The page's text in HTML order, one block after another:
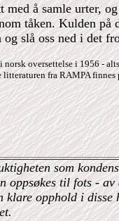
å samle urter,
tåken. Kulden på
og slå oss ned i det
oversettelse i 1956 -
fra RAMPA
som
oppsøkes til fots -
opphold i disse